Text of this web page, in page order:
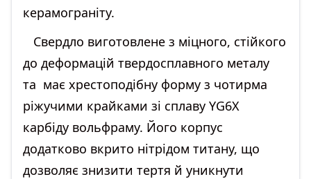
керамограніту.
Свердло виготовлене з міцного, стійкого
до деформацій твердосплавного металу
та має хрестоподібну форму з чотирма
ріжучими крайками зі сплаву YG6X
карбіду вольфраму. Його корпус
додатково вкрито нітрідом титану, що
дозволяє знизити тертя й уникнути